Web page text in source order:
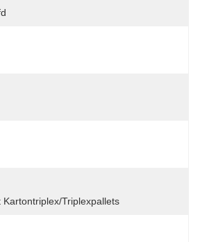
Kartontriplex/triplexpallets